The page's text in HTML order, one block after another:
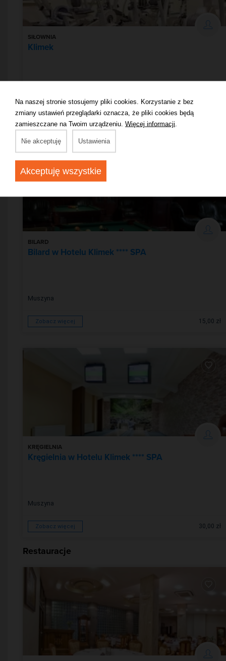
SIŁOWNIA
Klimek
Zobacz więcej
BILARD
Bilard w Hotelu Klimek **** SPA
Muszyna
Zobacz więcej 15,00 zł
KRĘGIELNIA
Kręgielnia w Hotelu Klimek **** SPA
Muszyna
Zobacz więcej 30,00 zł
Restauracje
Na naszej stronie stosujemy pliki cookies. Korzystanie z bez
zmiany ustawień przeglądarki oznacza, że pliki cookies będą
zamieszczane na Twoim urządzeniu. Więcej informacji
Nie akceptuję Ustawienia
Akceptuję wszystkie